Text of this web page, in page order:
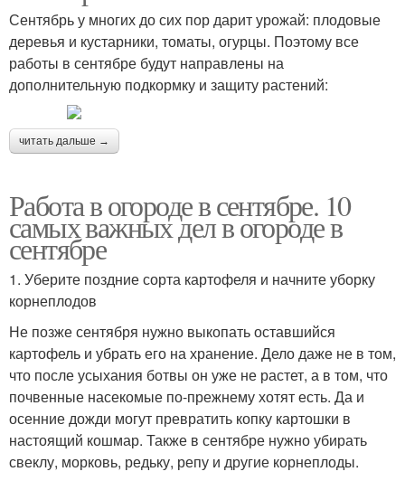
Сентябрь у многих до сих пор дарит урожай: плодовые
деревья и кустарники, томаты, огурцы. Поэтому все
работы в сентябре будут направлены на
дополнительную подкормку и защиту растений:
читать дальше →
Работа в огороде в сентябре. 10
самых важных дел в огороде в
сентябре
1. Уберите поздние сорта картофеля и начните уборку
корнеплодов
Не позже сентября нужно выкопать оставшийся
картофель и убрать его на хранение. Дело даже не в том,
что после усыхания ботвы он уже не растет, а в том, что
почвенные насекомые по-прежнему хотят есть. Да и
осенние дожди могут превратить копку картошки в
настоящий кошмар. Также в сентябре нужно убирать
свеклу, морковь, редьку, репу и другие корнеплоды.